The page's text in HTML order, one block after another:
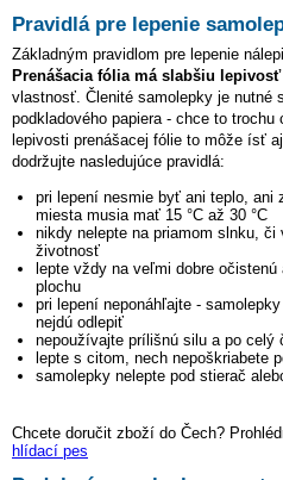
Pravidlá pre lepenie
Základným pravidlom pre lepenie
Prenášacia fólia má slabšiu lepivosť
vlastnosť. Členité samolepky je nutné
podkladového papiera - chce to
lepivosti prenášacej fólie to môže ísť
dodržujte nasledujúce pravidlá:
pri lepení nesmie byť ani teplo, ani
miesta musia mať 15 °C až 30 °C
nikdy nelepte na priamom slnku,
životnosť
lepte vždy na veľmi dobre
plochu
pri lepení neponáhľajte -
nejdú odlepiť
nepoužívajte prílišnú silu a po celý
lepte s citom, nech nepoškriabete
samolepky nelepte pod stierač
Chcete doručit zboží do Čech?
hlídací pes